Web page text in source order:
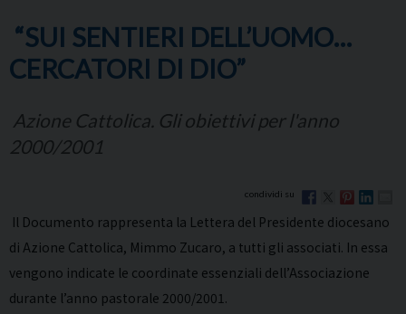
“SUI SENTIERI DELL’UOMO…
CERCATORI DI DIO”
Azione Cattolica. Gli obiettivi per l'anno
2000/2001
Il Documento rappresenta la Lettera del Presidente diocesano
di Azione Cattolica, Mimmo Zucaro, a tutti gli associati. In essa
vengono indicate le coordinate essenziali dell’Associazione
durante l’anno pastorale 2000/2001.